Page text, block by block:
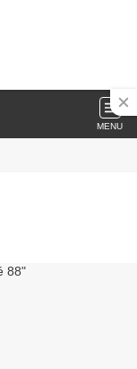
MENU